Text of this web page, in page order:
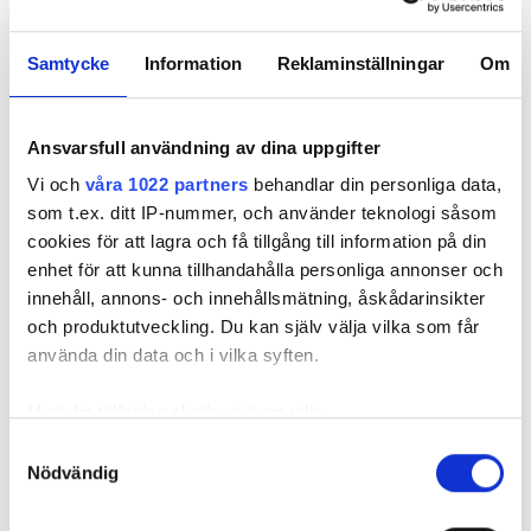
Samtycke Information Reklaminställningar Om
Ansvarsfull användning av dina uppgifter
Vi och våra 1022 partners behandlar din personliga data,
som t.ex. ditt IP-nummer, och använder teknologi såsom
cookies för att lagra och få tillgång till information på din
enhet för att kunna tillhandahålla personliga annonser och
innehåll, annons- och innehållsmätning, åskådarinsikter
och produktutveckling. Du kan själv välja vilka som får
använda din data och i vilka syften.
som kan ha en noggrannhet på upp till flera meter
Nödvändig
förklarar han medan han växlar mellan tumstock
NÄR STATIVET ÄR PÅ PLATSplockar han fram ett av
känner av att hålet, som borras från insidan av
huset, kommer att hamna på en bra plats även på
ytterväggen, ”man vill inte ha det på en
överliggande panelbräda ”. Verktyget har även en
inbyggd kabel- och regelsökare.
”Jag hade helst haft lite mer fall för
kondensslangen men det kommer
Peter Falk granskar det nygjorda hålet på utsidan.
”Hjälp till gratis”…och 5 andra
tips för att hålla kunden glad
PUBLICERAD29 JUN 2026, 05:00 | UPPDATERAD26 JUN 2026